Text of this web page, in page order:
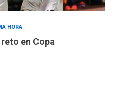
HORA
en Copa